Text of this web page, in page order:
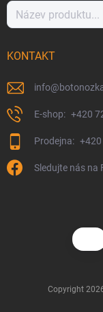
KONTAKT
info@
+420
Sledujte nás na
Copyright